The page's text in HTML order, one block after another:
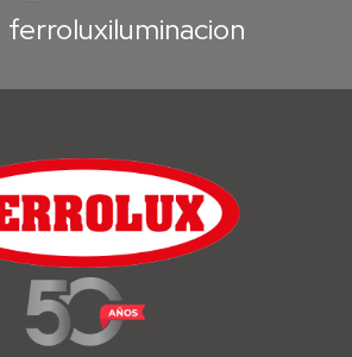
ferroluxiluminacion